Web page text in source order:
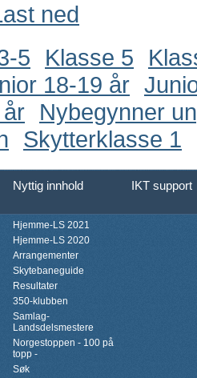
ned
5 Klasse 5
18-19 år
Nybegynner
Skytterklasse 1
Nyttig innhold IKT support
Hjemme-LS 2021
Hjemme-LS 2020
Arrangementer
Skytebaneguide
Resultater
350-klubben
Samlag-
Landsdelsmestere
Norgestoppen - 100 på
topp -
Søk